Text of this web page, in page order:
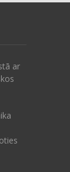
ar